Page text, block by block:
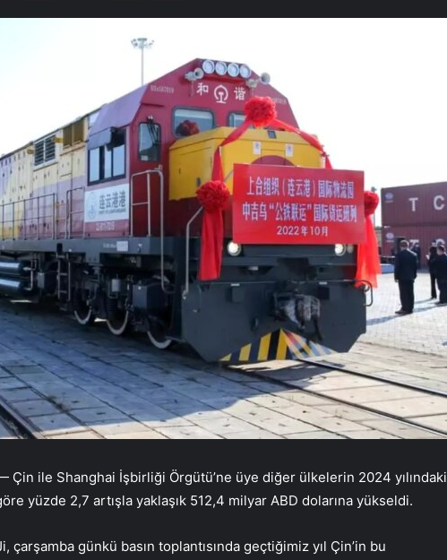
Çin ile Shanghai İşbirliği Örgütü’ne üye diğer ülkelerin 2024 yılındaki
yüzde 2,7 artışla yaklaşık 512,4 milyar ABD dolarına yükseldi.
çarşamba günkü basın toplantısında geçtiğimiz yıl Çin’in bu